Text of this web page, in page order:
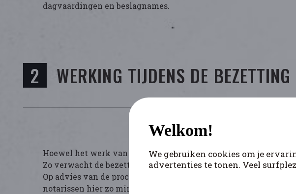
dagvaardingen en beslagnames.
WERKING TIJDENS DE BEZETTING
Hoewel het werk van het juridische personeel in grote lijnen
Zo verwacht de bezettingsmacht bijvoorbeeld van de
Op advies van de procureurs des Konings van Antwerpen en
notarissen hier zo min mogelijk aan mee te werken. Dit tot
Welkom!
We gebruiken cookies om je
advertenties te tonen. Veel